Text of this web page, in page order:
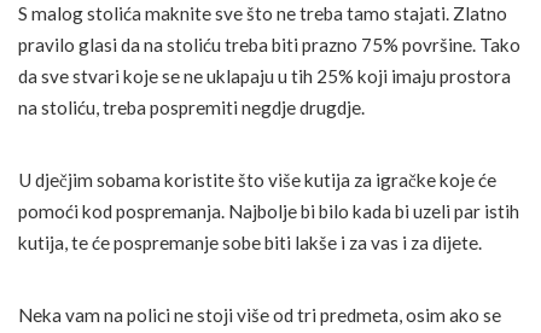
S malog stolića maknite sve što ne treba tamo stajati. Zlatno
pravilo glasi da na stoliću treba biti prazno 75% površine. Tako
da sve stvari koje se ne uklapaju u tih 25% koji imaju prostora
na stoliću, treba pospremiti negdje drugdje.
U dječjim sobama koristite što više kutija za igračke koje će
pomoći kod pospremanja. Najbolje bi bilo kada bi uzeli par istih
kutija, te će pospremanje sobe biti lakše i za vas i za dijete.
Neka vam na polici ne stoji više od tri predmeta, osim ako se